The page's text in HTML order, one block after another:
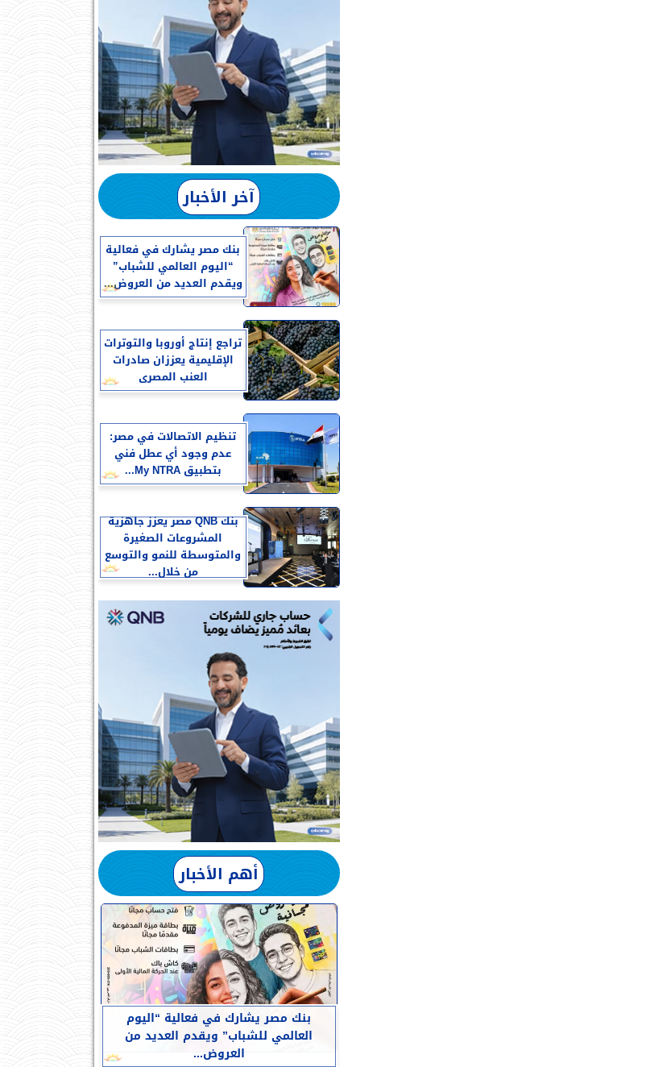
آخر الأخبار
بنك مصر يشارك في فعالية
“اليوم العالمي للشباب”
ويقدم العديد من العروض...
تراجع إنتاج أوروبا والتوترات
الإقليمية يعززان صادرات
العنب المصرى
تنظيم الاتصالات في مصر:
عدم وجود أي عطل فني
بتطبيق My NTRA...
بنك QNB مصر يعزز جاهزية
المشروعات الصغيرة
والمتوسطة للنمو والتوسع
من خلال...
أهم الأخبار
بنك مصر يشارك في فعالية “اليوم
العالمي للشباب” ويقدم العديد من
العروض...